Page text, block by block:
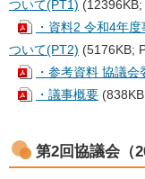
ついて(PT1)
・資料2 令和4年
ついて(PT2) (5176KB;
・参考資料 協議会
・議事概要
第2回協議会（